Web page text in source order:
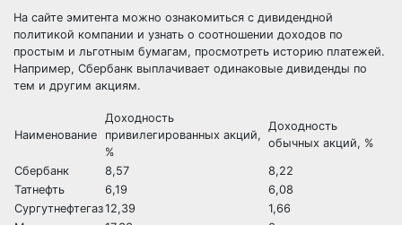
На сайте эмитента можно ознакомиться с дивидендной
политикой компании и узнать о соотношении доходов по
простым и льготным бумагам, просмотреть историю платежей.
Например, Сбербанк выплачивает одинаковые дивиденды по
тем и другим акциям.
Наименование
Доходность
привилегированных акций,
%
Доходность
обычных акций, %
Сбербанк 8,57
8,22
Татнефть
6,19
6,08
Сургутнефтегаз12,39
1,66